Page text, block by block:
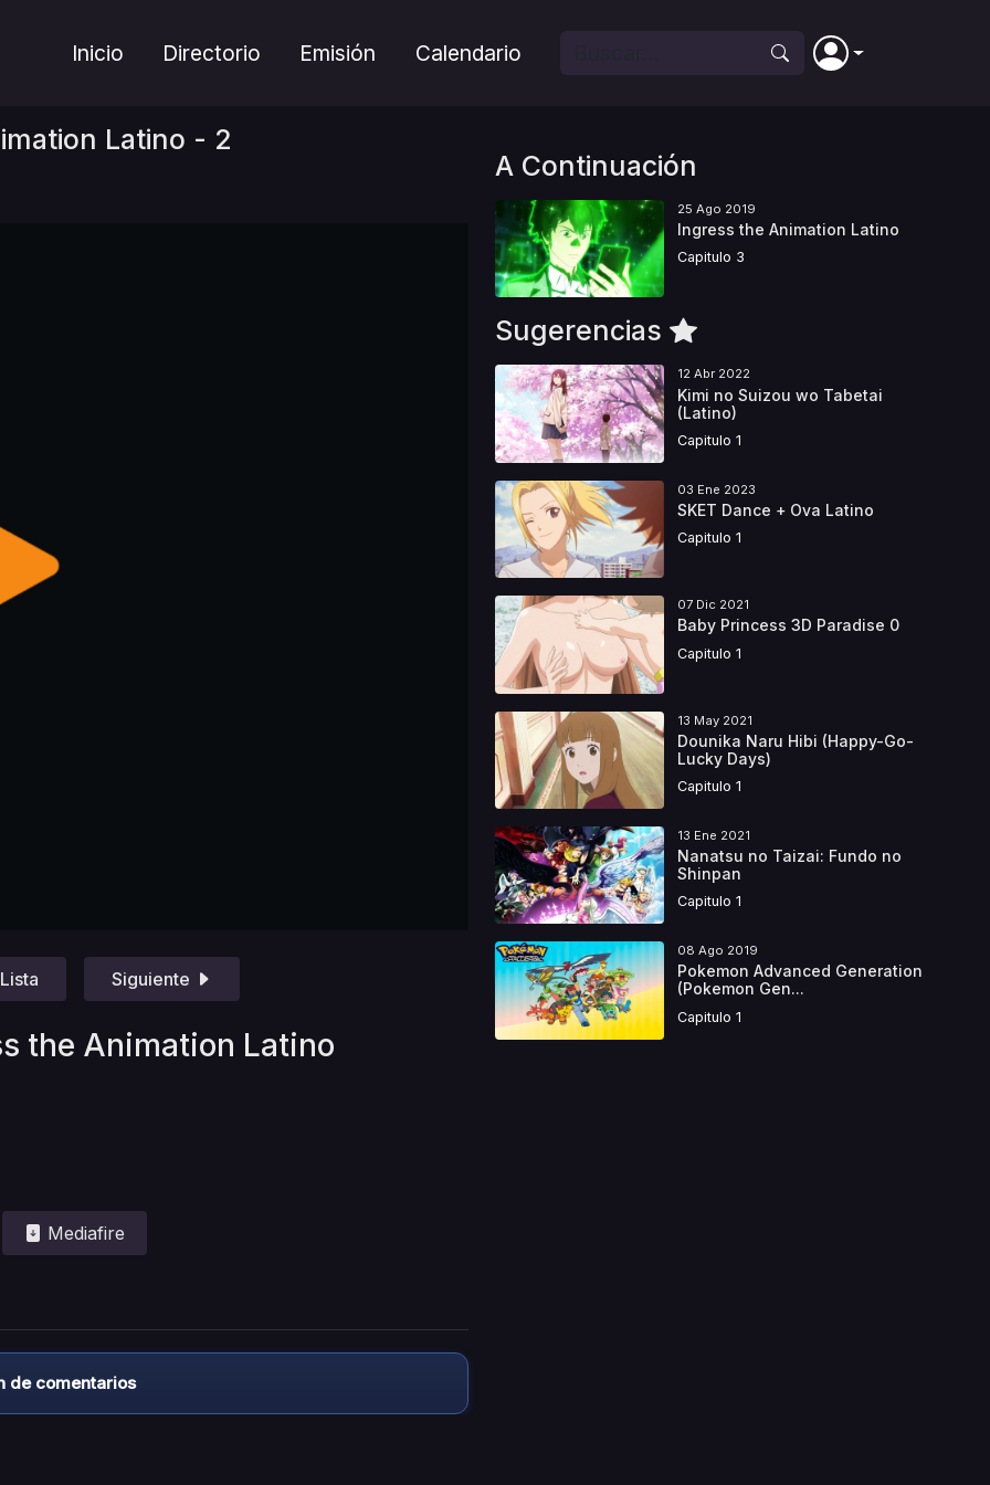
Inicio Directorio Emisión Calendario
Latino - 2
Lista Siguiente
the Animation Latino
Mediafire
de comentarios
A Continuación
25 Ago 2019
Ingress the Animation Latino
Capitulo 3
Sugerencias
12 Abr 2022
Kimi no Suizou wo Tabetai
(Latino)
Capitulo 1
03 Ene 2023
SKET Dance + Ova Latino
Capitulo 1
07 Dic 2021
Baby Princess 3D Paradise 0
Capitulo 1
13 May 2021
Dounika Naru Hibi (Happy-Go-
Lucky Days)
Capitulo 1
13 Ene 2021
Nanatsu no Taizai: Fundo no
Shinpan
Capitulo 1
08 Ago 2019
Pokemon Advanced Generation
(Pokemon Gen...
Capitulo 1